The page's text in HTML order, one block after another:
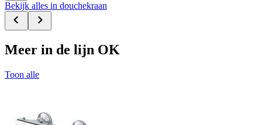
Bekijk alles in douchekraan
Meer in de lijn OK
Toon alle